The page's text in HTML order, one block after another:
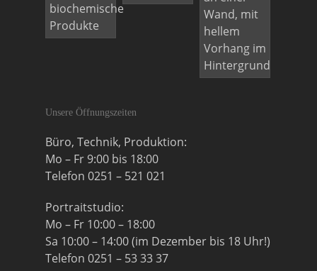
Unsere Öffnungszeiten
Büro, Technik, Produktion:
Mo – Fr 9:00 bis 18:00
Telefon 0251 – 521 021
Portraitstudio:
Mo – Fr 10:00 – 18:00
Sa 10:00 – 14:00 (im Dezember bis 18 Uhr!)
Telefon 0251 – 53 33 37